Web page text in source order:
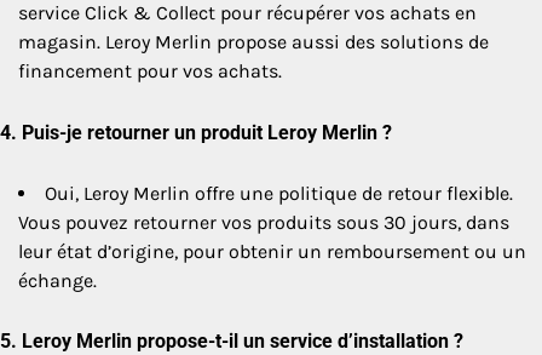
service Click & Collect pour récupérer vos achats en
magasin. Leroy Merlin propose aussi des solutions de
financement pour vos achats.
4. Puis-je retourner un produit Leroy Merlin ?
Oui, Leroy Merlin offre une politique de retour flexible.
Vous pouvez retourner vos produits sous 30 jours, dans
leur état d’origine, pour obtenir un remboursement ou un
échange.
5. Leroy Merlin propose-t-il un service d’installation ?